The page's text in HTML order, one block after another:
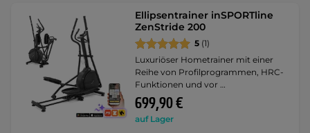
Ellipsentrainer inSPORTline
ZenStride 200
5 (1)
Luxuriöser Hometrainer mit einer
Reihe von Profilprogrammen, HRC-
Funktionen und vor …
699,90 €
auf Lager